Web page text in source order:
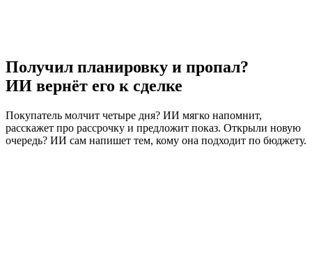
Получил планировку и пропал?
ИИ вернёт его к сделке
Покупатель молчит четыре дня? ИИ мягко напомнит,
расскажет про рассрочку и предложит показ. Открыли новую
очередь? ИИ сам напишет тем, кому она подходит по бюджету.